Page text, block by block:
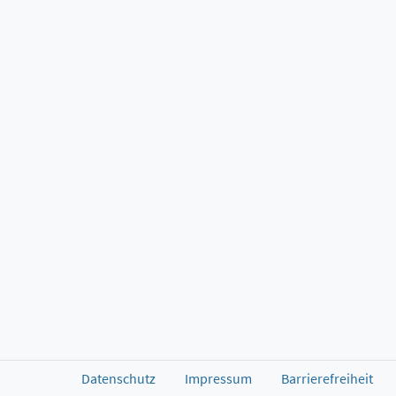
Datenschutz Impressum Barrierefreiheit